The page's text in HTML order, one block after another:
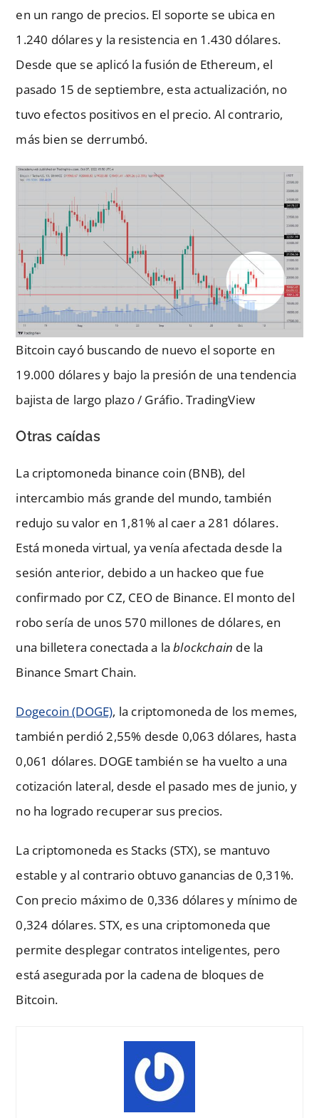
en un rango de precios. El soporte se ubica en
1.240 dólares y la resistencia en 1.430 dólares.
Desde que se aplicó la fusión de Ethereum, el
pasado 15 de septiembre, esta actualización, no
tuvo efectos positivos en el precio. Al contrario,
más bien se derrumbó.
Bitcoin cayó buscando de nuevo el soporte en
19.000 dólares y bajo la presión de una tendencia
bajista de largo plazo / Gráfio. TradingView
Otras caídas
La criptomoneda binance coin (BNB), del
intercambio más grande del mundo, también
redujo su valor en 1,81% al caer a 281 dólares.
Está moneda virtual, ya venía afectada desde la
sesión anterior, debido a un hackeo que fue
confirmado por CZ, CEO de Binance. El monto del
robo sería de unos 570 millones de dólares, en
una billetera conectada a lablockchain de la
Binance Smart Chain.
Dogecoin (DOGE), la criptomoneda de los memes,
también perdió 2,55% desde 0,063 dólares, hasta
0,061 dólares. DOGE también se ha vuelto a una
cotización lateral, desde el pasado mes de junio, y
no ha logrado recuperar sus precios.
La criptomoneda es Stacks (STX), se mantuvo
estable y al contrario obtuvo ganancias de 0,31%.
Con precio máximo de 0,336 dólares y mínimo de
0,324 dólares. STX, es una criptomoneda que
permite desplegar contratos inteligentes, pero
está asegurada por la cadena de bloques de
Bitcoin.